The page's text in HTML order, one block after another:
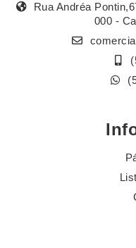
Rua Andréa
000 -